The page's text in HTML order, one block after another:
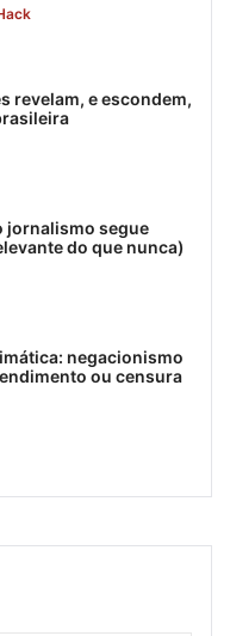
revelam, e escondem,
jornalismo segue
do que nunca)
negacionismo
ou censura